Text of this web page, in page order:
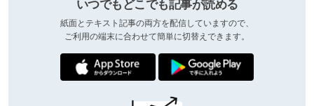
いつでもどこでも記事が読める
紙面とテキスト記事の両方を配信していますので、
ご利用の端末に合わせて簡単に切替えできます。